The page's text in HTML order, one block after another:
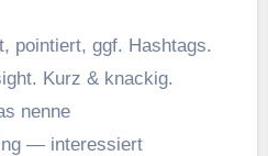
pointiert, ggf. Hashtags.
K‬urz & knackig.
nenne
— interessiert